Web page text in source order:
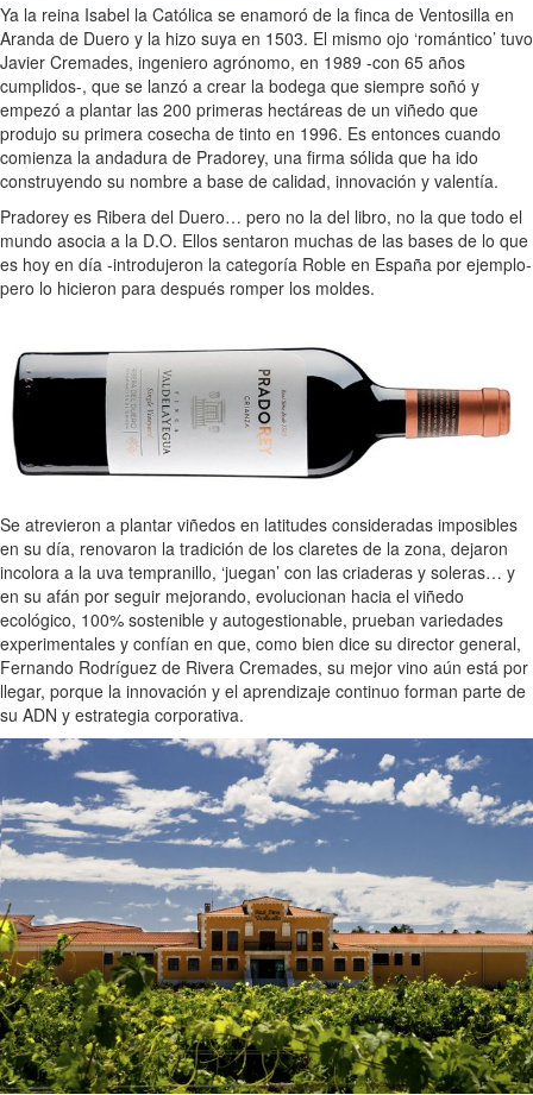
Ya la reina Isabel la Católica se enamoró de la finca de Ventosilla en
Aranda de Duero y la hizo suya en 1503. El mismo ojo ‘romántico’ tuvo
Javier Cremades, ingeniero agrónomo, en 1989 -con 65 años
cumplidos-, que se lanzó a crear la bodega que siempre soñó y
empezó a plantar las 200 primeras hectáreas de un viñedo que
produjo su primera cosecha de tinto en 1996. Es entonces cuando
comienza la andadura de Pradorey, una firma sólida que ha ido
construyendo su nombre a base de calidad, innovación y valentía.
Pradorey es Ribera del Duero… pero no la del libro, no la que todo el
mundo asocia a la D.O. Ellos sentaron muchas de las bases de lo que
es hoy en día -introdujeron la categoría Roble en España por ejemplo-
pero lo hicieron para después romper los moldes.
Se atrevieron a plantar viñedos en latitudes consideradas imposibles
en su día, renovaron la tradición de los claretes de la zona, dejaron
incolora a la uva tempranillo, ‘juegan’ con las criaderas y soleras… y
en su afán por seguir mejorando, evolucionan hacia el viñedo
ecológico, 100% sostenible y autogestionable, prueban variedades
experimentales y confían en que, como bien dice su director general,
Fernando Rodríguez de Rivera Cremades, su mejor vino aún está por
llegar, porque la innovación y el aprendizaje continuo forman parte de
su ADN y estrategia corporativa.